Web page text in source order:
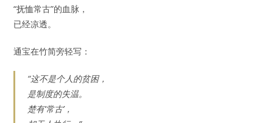
“抚恤常古”的血脉，
已经凉透。
通宝在竹简旁轻写：
“这不是个人的贫困，
是制度的失温。
楚有‘常古’，